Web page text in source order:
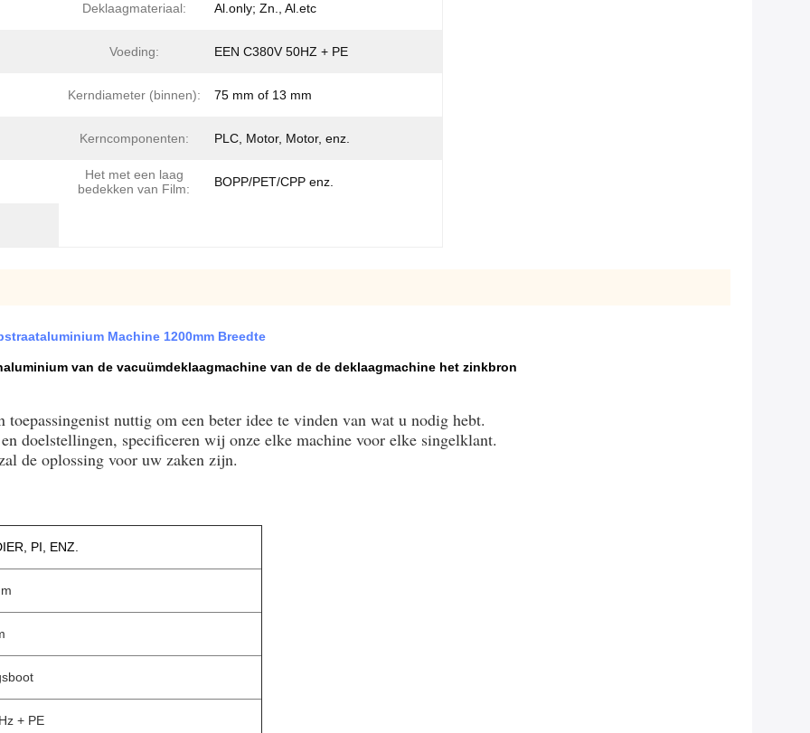
Deklaagmateriaal: Al.only; Zn., Al.etc
Voeding: EEN C380V 50HZ + PE
Kerndiameter (binnen): 75 mm of 13 mm
Kerncomponenten: PLC, Motor, Motor, enz.
Het met een laag
bedekken van Film:
BOPP/PET/CPP enz.
Machine 1200mm Breedte
van de vacuümdeklaagmachine van de de deklaagmachine het zinkbron
toepassingenist nuttig om een beter idee te vinden van wat u nodig hebt.
doelstellingen, specificeren wij onze elke machine voor elke singelklant.
de oplossing voor uw zaken zijn.
PI, ENZ.
+ PE